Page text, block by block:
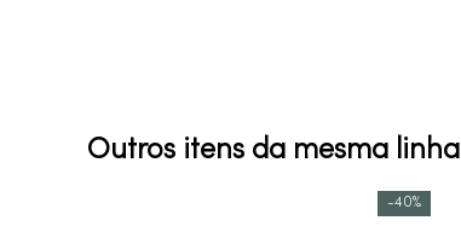
Outros itens da mesma linha
-40%